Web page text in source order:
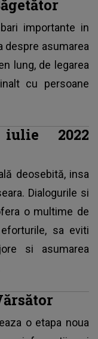
importante in
despre asumarea
lung, de legarea
cu persoane
2022
deosebită, insa
Dialogurile si
o multime de
sa eviti
si asumarea
o etapa noua